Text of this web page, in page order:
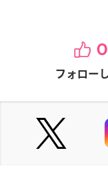
フォロー